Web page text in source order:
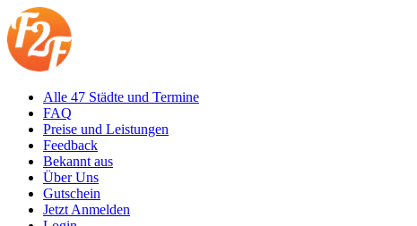
Alle 47 Städte und Termine
FAQ
Preise und Leistungen
Feedback
Bekannt aus
Über Uns
Gutschein
Jetzt Anmelden